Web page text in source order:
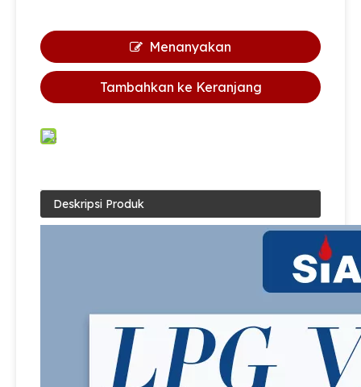
Menanyakan
Tambahkan ke Keranjang
Deskripsi Produk